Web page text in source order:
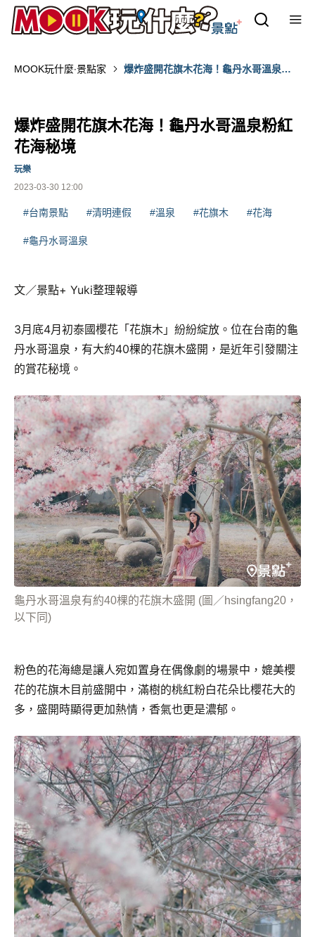
MOOK玩什麼‧景點家
爆炸盛開花旗木花海！龜丹水哥溫泉粉
爆炸盛開花旗木花海！龜丹水哥溫泉粉紅
花海秘境
2023-03-30 12:00
玩樂
#台南景點 #清明連假 #溫泉 #花旗木 #花海
#龜丹水哥溫泉
文／景點+ Yuki整理報導
3月底4月初泰國櫻花「花旗木」紛紛綻放。位在台南的龜
丹水哥溫泉，有大約40棵的花旗木盛開，是近年引發關注
的賞花秘境。
龜丹水哥溫泉有約40棵的花旗木盛開 (圖／hsingfang20，
以下同)
粉色的花海總是讓人宛如置身在偶像劇的場景中，媲美櫻
花的花旗木目前盛開中，滿樹的桃紅粉白花朵比櫻花大的
多，盛開時顯得更加熱情，香氣也更是濃郁。